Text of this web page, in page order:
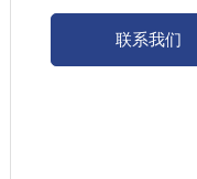
联系我们